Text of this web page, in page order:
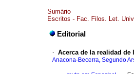
Sumário
Escritos - Fac. Filos. Let.
Editorial
· Acerca de la realidad de
Anacona-Becerra, Segundo